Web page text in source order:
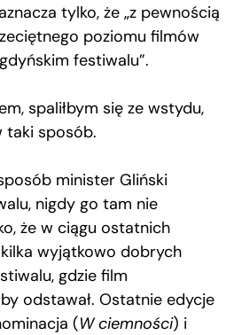
tylko, że „z pewnością
poziomu filmów
festiwalu”.
spaliłbym się ze wstydu,
taki sposób.
minister Gliński
nigdy go tam nie
że w ciągu ostatnich
wyjątkowo dobrych
gdzie film
odstawał. Ostatnie edycje
(W ciemności) i